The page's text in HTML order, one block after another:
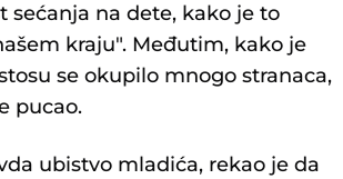
sećanja na dete, kako je to
kraju". Međutim, kako je
se okupilo mnogo stranaca,
pucao.
ubistvo mladića, rekao je da